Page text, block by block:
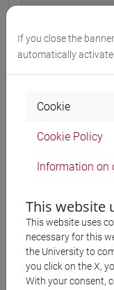
17 vivir, revivir, sobrevivir
Albert contra Albert
If you close the
automatically
Cookie
Cookie Policy
Information on
This website
This website uses
necessary for this
the University to
you click on the X,
With your consent,